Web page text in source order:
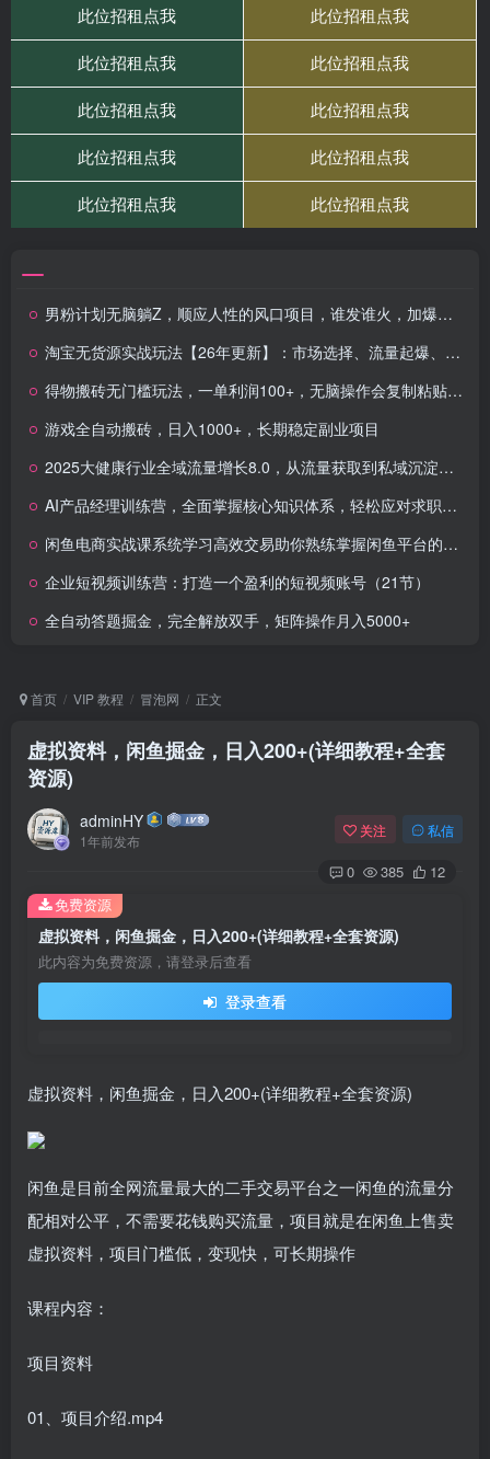
男粉计划无脑躺Z，顺应人性的风口项目，谁发谁火，加爆微信，日入多张
淘宝无货源实战玩法【26年更新】：市场选择、流量起爆、高利润选品，单店月利润1-4w
得物搬砖无门槛玩法，一单利润100+，无脑操作会复制粘贴就行
游戏全自动搬砖，日入1000+，长期稳定副业项目
2025大健康行业全域流量增长8.0，从流量获取到私域沉淀完整商业闭环
AI产品经理训练营，全面掌握核心知识体系，轻松应对求职转行挑战
闲鱼电商实战课系统学习高效交易助你熟练掌握闲鱼平台的运营技巧
企业短视频训练营：打造一个盈利的短视频账号（21节）
全自动答题掘金，完全解放双手，矩阵操作月入5000+
首页 VIP 教程 冒泡网 正文
虚拟资料，闲鱼掘金，日入200+(详细教程+全套
资源)
adminHY
1年前发布
关注 私信
0 385 12
虚拟资料，闲鱼掘金，日入200+(详细教程+全套资源)
此内容为免费资源，请登录后查看
登录查看
免费资源
虚拟资料，闲鱼掘金，日入200+(详细教程+全套资源)
闲鱼是目前全网流量最大的二手交易平台之一闲鱼的流量分
配相对公平，不需要花钱购买流量，项目就是在闲鱼上售卖
虚拟资料，项目门槛低，变现快，可长期操作
课程内容：
项目资料
01、项目介绍.mp4